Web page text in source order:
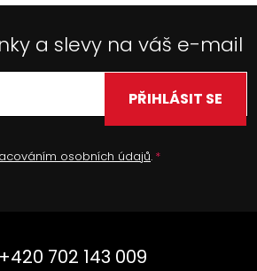
a slevy na váš e-mail
osobních údajů.
PŘIHLÁSIT SE
+420 702 143 009